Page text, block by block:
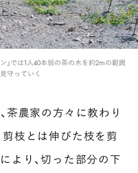
」では1人40本弱の茶の木を約2mの範囲
守っていく
茶農家の方々に教わり
枝とは伸びた枝を剪
より、切った部分の下